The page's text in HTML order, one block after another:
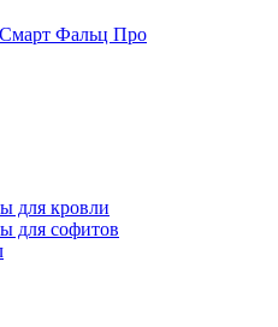
Фальц Про
для кровли
для софитов